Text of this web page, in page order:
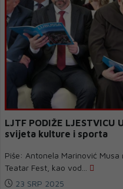
LJTF PODIŽE
svijeta kulture i sporta
Piše: Antonela Marinović
Teatar Fest, kao vod...
23 SRP 2025